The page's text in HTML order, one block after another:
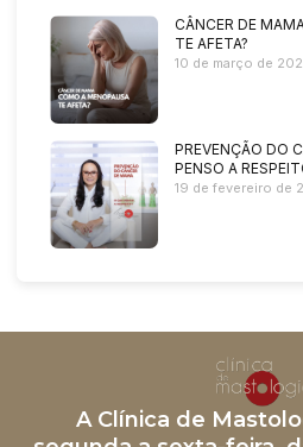
CÂNCER DE
TE AFETA?
10 de março de
PREVENÇÃO DO
PENSO A
19 de fevereiro de
A Clínica de